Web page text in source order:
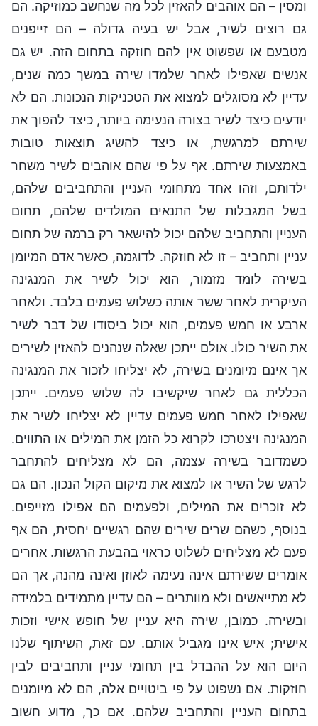
ומסין – הם אוהבים להאזין לכל מה שנחשב כמוזיקה. הם
גם רוצים לשיר, אבל יש בעיה גדולה – הם זייפנים
מטבעם או שפשוט אין להם חוזקה בתחום הזה. יש גם
אנשים שאפילו לאחר שלמדו שירה במשך כמה שנים,
עדיין לא מסוגלים למצוא את הטכניקות הנכונות. הם לא
יודעים כיצד לשיר בצורה הנעימה ביותר, כיצד להפוך את
שירתם למרגשת, או כיצד להשיג תוצאות טובות
באמצעות שירתם. אף על פי שהם אוהבים לשיר משחר
ילדותם, וזהו אחד מתחומי העניין והתחביבים שלהם,
בשל המגבלות של התנאים המולדים שלהם, תחום
העניין והתחביב שלהם יכול להישאר רק ברמה של תחום
עניין ותחביב – זו לא חוזקה. לדוגמה, כאשר אדם המיומן
בשירה לומד מזמור, הוא יכול לשיר את המנגינה
העיקרית לאחר ששר אותה כשלוש פעמים בלבד. ולאחר
ארבע או חמש פעמים, הוא יכול ביסודו של דבר לשיר
את השיר כולו. אולם ייתכן שאלה שנהנים להאזין לשירים
אך אינם מיומנים בשירה, לא יצליחו לזכור את המנגינה
הכללית גם לאחר שיקשיבו לה שלוש פעמים. ייתכן
שאפילו לאחר חמש פעמים עדיין לא יצליחו לשיר את
המנגינה ויצטרכו לקרוא כל הזמן את המילים או התווים.
כשמדובר בשירה עצמה, הם לא מצליחים להתחבר
לרגש של השיר או למצוא את מיקום הקול הנכון. הם גם
לא זוכרים את המילים, ולפעמים הם אפילו מזייפים.
בנוסף, כשהם שרים שירים שהם רגשיים יחסית, הם אף
פעם לא מצליחים לשלוט כראוי בהבעת הרגשות. אחרים
אומרים ששירתם אינה נעימה לאוזן ואינה מהנה, אך הם
לא מתייאשים ולא מוותרים – הם עדיין מתמידים בלמידה
ובשירה. כמובן, שירה היא עניין של חופש אישי וזכות
אישית; איש אינו מגביל אותם. עם זאת, השיתוף שלנו
היום הוא על ההבדל בין תחומי עניין ותחביבים לבין
חוזקות. אם נשפוט על פי ביטויים אלה, הם לא מיומנים
בתחום העניין והתחביב שלהם. אם כך, מדוע חשוב